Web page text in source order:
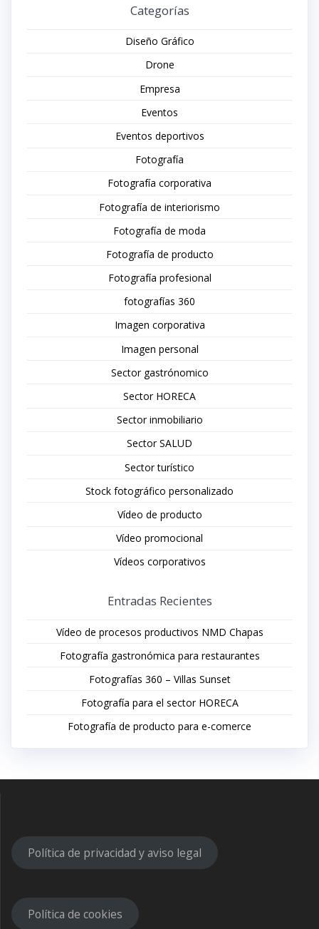
Categorías
Diseño Gráfico
Drone
Empresa
Eventos
Eventos deportivos
Fotografía
Fotografía corporativa
Fotografía de interiorismo
Fotografía de moda
Fotografía de producto
Fotografía profesional
fotografías 360
Imagen corporativa
Imagen personal
Sector gastrónomico
Sector HORECA
Sector inmobiliario
Sector SALUD
Sector turístico
Stock fotográfico personalizado
Vídeo de producto
Vídeo promocional
Vídeos corporativos
Entradas Recientes
Vídeo de procesos productivos NMD Chapas
Fotografía gastronómica para restaurantes
Fotografías 360 – Villas Sunset
Fotografía para el sector HORECA
Fotografía de producto para e-comerce
Política de privacidad y aviso legal
Política de cookies